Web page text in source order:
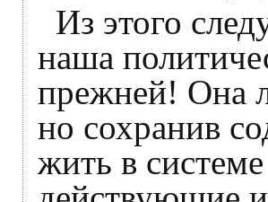
Из этого
наша
прежней! Она
но сохранив
жить в